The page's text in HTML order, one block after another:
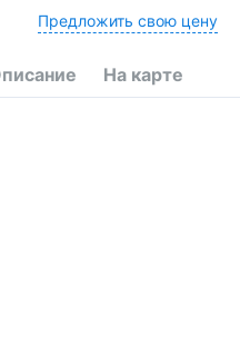
Предложить свою цену
На карте